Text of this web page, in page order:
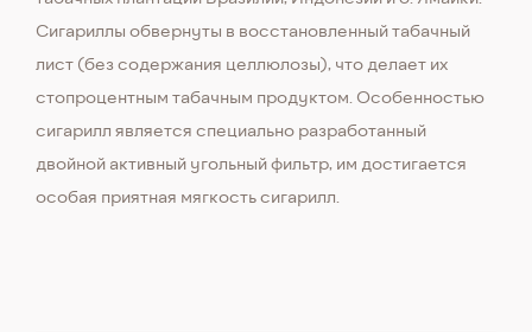
Сигариллы обвернуты в восстановленный табачный
лист (без содержания целлюлозы), что делает их
стопроцентным табачным продуктом. Особенностью
сигарилл является специально разработанный
двойной активный угольный фильтр, им достигается
особая приятная мягкость сигарилл.